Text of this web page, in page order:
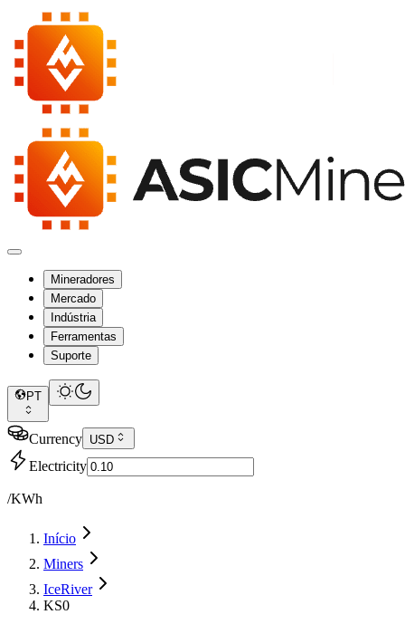
Mineradores
Mercado
Indústria
Ferramentas
Suporte
PT
Currency USD
Electricity
/KWh
Início
Miners
IceRiver
KS0